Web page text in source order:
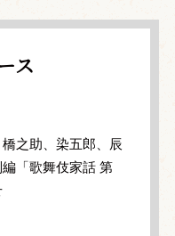
ス
之助、染五郎、辰
「歌舞伎家話 第